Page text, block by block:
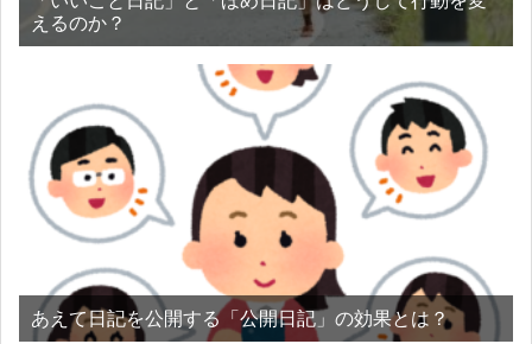
えるのか？
あえて日記を公開する「公開日記」の効果とは？